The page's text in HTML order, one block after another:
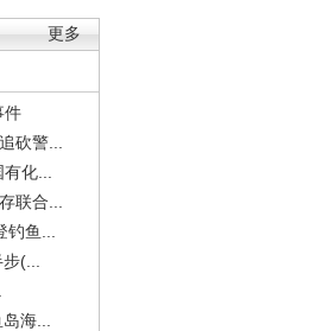
更多
件
砍警...
化...
联合...
鱼...
(...
海...